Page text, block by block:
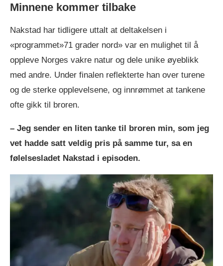
Minnene kommer tilbake
Nakstad har tidligere uttalt at deltakelsen i
«programmet»71 grader nord» var en mulighet til å
oppleve Norges vakre natur og dele unike øyeblikk
med andre. Under finalen reflekterte han over turene
og de sterke opplevelsene, og innrømmet at tankene
ofte gikk til broren.
– Jeg sender en liten tanke til broren min, som jeg
vet hadde satt veldig pris på samme tur, sa en
følelsesladet Nakstad i episoden.